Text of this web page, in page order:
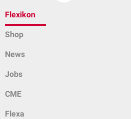
Flexikon
Shop
News
Jobs
CME
Flexa